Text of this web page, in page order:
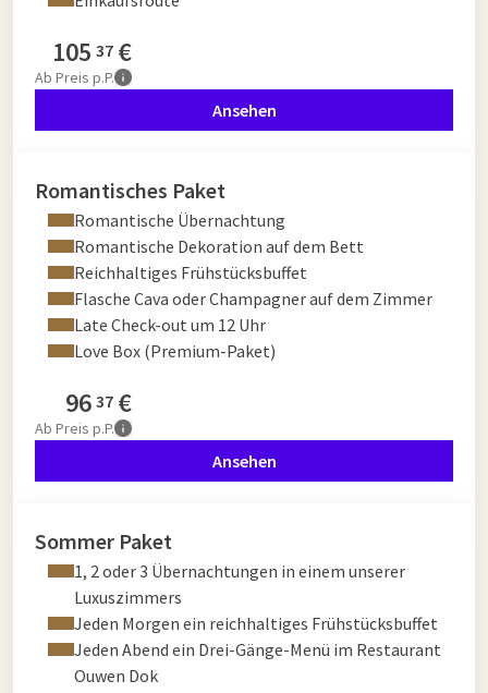
105 37 €
Ab Preis p.P.
Ansehen
Romantisches Paket
Romantische Übernachtung
Romantische Dekoration auf dem Bett
Reichhaltiges Frühstücksbuffet
Flasche Cava oder Champagner auf dem Zimmer
Late Check-out um 12 Uhr
Love Box (Premium-Paket)
96 37 €
Ab Preis p.P.
Ansehen
Sommer Paket
1, 2 oder 3 Übernachtungen in einem unserer
Luxuszimmers
Jeden Morgen ein reichhaltiges Frühstücksbuffet
Jeden Abend ein Drei-Gänge-Menü im Restaurant
Ouwen Dok